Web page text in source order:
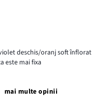
deschis/oranj soft înflorat
este mai fixa
mai multe opinii